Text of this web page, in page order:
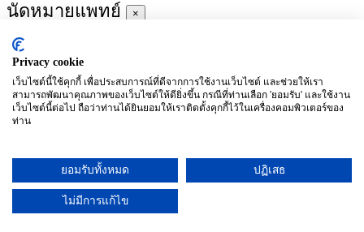
นัดหมายแพทย์ ×
ผู้ชำนาญการ
ประจำ :
อาทิตย์
จันทร์
(27/09)
อังคาร
(28/09)
พุธ
พฤหัสบดี
ศุกร์
เสาร์
Privacy cookie
เว็บไซต์นี้ใช้คุกกี้ เพื่อประสบการณ์ที่ดีจากการใช้งานเว็บไซต์ และช่วยให้เรา
สามารถพัฒนาคุณภาพของเว็บไซต์ให้ดียิ่งขึ้น กรณีที่ท่านเลือก 'ยอมรับ' และใช้งาน
เว็บไซต์นี้ต่อไป ถือว่าท่านได้ยินยอมให้เราติดตั้งคุกกี้ไว้ในเครื่องคอมพิวเตอร์ของ
ท่าน
ยอมรับทั้งหมด ปฏิเสธ
ไม่มีการแก้ไข